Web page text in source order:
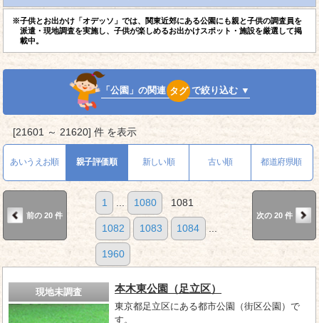
※子供とお出かけ「オデッソ」では、関東近郊にある公園にも親と子供の調査員を
派遣・現地調査を実施し、子供が楽しめるお出かけスポット・施設を厳選して掲
載中。
「公園」の関連 タグ で絞り込む ▼
[21601 ～ 21620] 件 を表示
あいうえお順 親子評価順 新しい順 古い順 都道府県順
前の 20 件
1 ... 1080 1081
1082 1083 1084 ...
1960
次の 20 件
現地未調査 本木東公園（足立区）
東京都足立区にある都市公園（街区公園）で
す。